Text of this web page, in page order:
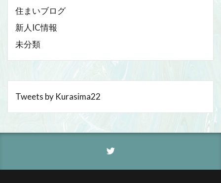
住まいブログ
新人IC情報
未分類
Tweets by Kurasima22